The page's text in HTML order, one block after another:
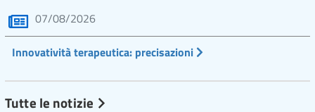
07/08/2026
Innovatività terapeutica: precisazioni
Tutte le notizie